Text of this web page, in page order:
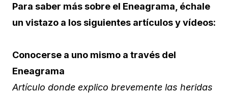
Para saber más sobre el Eneagrama, échale
un vistazo a los siguientes artículos y vídeos:
Conocerse a uno mismo a través del
Eneagrama
Artículo donde explico brevemente las heridas